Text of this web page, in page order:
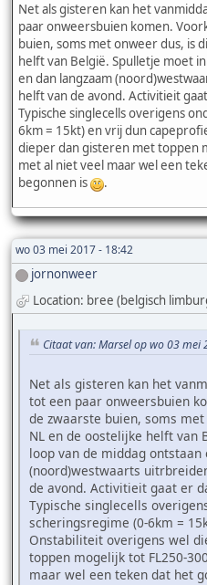
Net als gisteren kan het
paar onweersbuien komen.
buien, soms met onweer dus, is
helft van België. Spulletje moet
en dan langzaam
helft van de avond. Activitieit
Typische singlecells overigens
6km = 15kt) en vrij dun
dieper dan gisteren met toppen
met al niet veel maar wel een
begonnen is
.
wo 03 mei 2017 - 18:42
jornonweer
Location: bree (belgisch
Citaat van: Marsel op wo 03 mei
Net als gisteren kan het
tot een paar onweersbuien
de zwaarste buien, soms
NL en de oostelijke helft van
loop van de middag ontstaan
(noord)westwaarts
de avond. Activitieit gaat er
Typische singlecells
scheringsregime (0-6km =
Onstabiliteit overigens wel
toppen mogelijk tot FL250-
maar wel een teken dat het